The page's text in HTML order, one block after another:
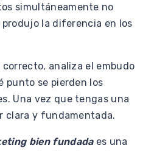
simultáneamente no
la diferencia en los
analiza el embudo
punto se pierden los
Una vez que tengas una
clara y fundamentada.
bien fundadaes una